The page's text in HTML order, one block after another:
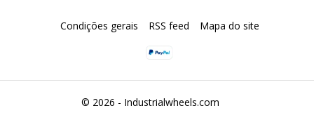
© 2026 - Industrialwheels.com
Condições gerais RSS feed Mapa do site